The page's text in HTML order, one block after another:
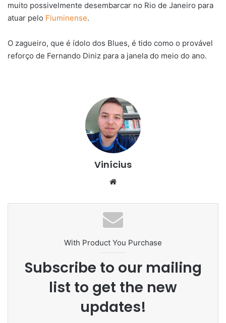
muito possivelmente desembarcar no Rio de Janeiro para
atuar pelo Fluminense.
O zagueiro, que é ídolo dos Blues, é tido como o provável
reforço de Fernando Diniz para a janela do meio do ano.
Vinícius
With Product You Purchase
Subscribe to our mailing
list to get the new
updates!